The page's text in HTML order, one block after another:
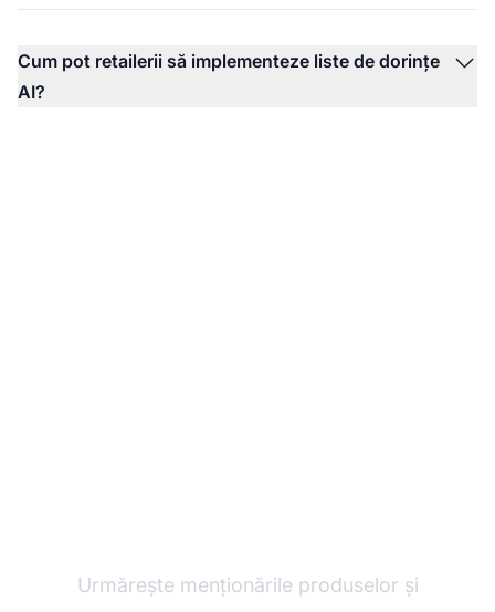
Cum pot retailerii să implementeze liste de dorințe
AI?
Urmărește menționările produselor și